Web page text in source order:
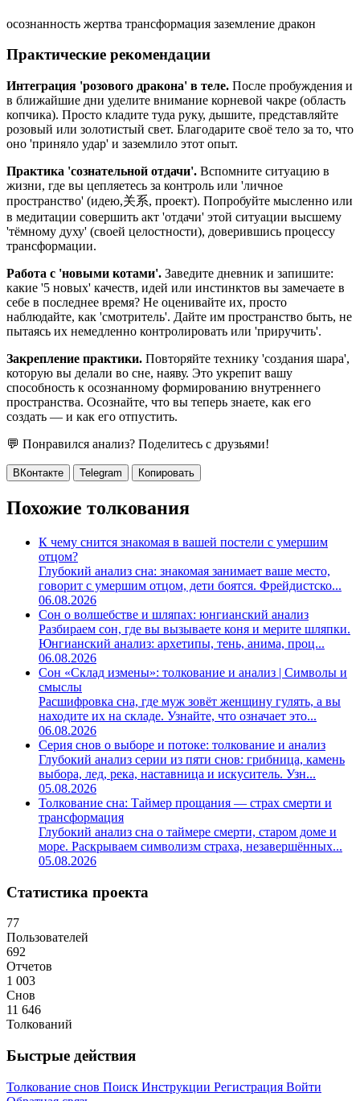
осознанность жертва трансформация заземление дракон
Практические рекомендации
Интеграция 'розового дракона' в теле. После пробуждения и
в ближайшие дни уделите внимание корневой чакре (область
копчика). Просто кладите туда руку, дышите, представляйте
розовый или золотистый свет. Благодарите своё тело за то, что
оно 'приняло удар' и заземлило этот опыт.
Практика 'сознательной отдачи'. Вспомните ситуацию в
жизни, где вы цепляетесь за контроль или 'личное
пространство' (идею,关系, проект). Попробуйте мысленно или
в медитации совершить акт 'отдачи' этой ситуации высшему
'тёмному духу' (своей целостности), доверившись процессу
трансформации.
Работа с 'новыми котами'. Заведите дневник и запишите:
какие '5 новых' качеств, идей или инстинктов вы замечаете в
себе в последнее время? Не оценивайте их, просто
наблюдайте, как 'смотритель'. Дайте им пространство быть, не
пытаясь их немедленно контролировать или 'приручить'.
Закрепление практики. Повторяйте технику 'создания шара',
которую вы делали во сне, наяву. Это укрепит вашу
способность к осознанному формированию внутреннего
пространства. Осознайте, что вы теперь знаете, как его
создать — и как его отпустить.
💬 Понравился анализ? Поделитесь с друзьями!
ВКонтакте Telegram Копировать
Похожие толкования
К чему снится знакомая в вашей постели с умершим
отцом?
Глубокий анализ сна: знакомая занимает ваше место,
говорит с умершим отцом, дети боятся. Фрейдистско...
06.08.2026
Сон о волшебстве и шляпах: юнгианский анализ
Разбираем сон, где вы вызываете коня и мерите шляпки.
Юнгианский анализ: архетипы, тень, анима, проц...
06.08.2026
Сон «Склад измены»: толкование и анализ | Символы и
смыслы
Расшифровка сна, где муж зовёт женщину гулять, а вы
находите их на складе. Узнайте, что означает это...
06.08.2026
Серия снов о выборе и потоке: толкование и анализ
Глубокий анализ серии из пяти снов: грибница, камень
выбора, лед, река, наставница и искуситель. Узн...
05.08.2026
Толкование сна: Таймер прощания — страх смерти и
трансформация
Глубокий анализ сна о таймере смерти, старом доме и
море. Раскрываем символизм страха, незавершённых...
05.08.2026
Статистика проекта
77
Пользователей
692
Отчетов
1 003
Снов
11 646
Толкований
Быстрые действия
Толкование снов Поиск Инструкции Регистрация Войти